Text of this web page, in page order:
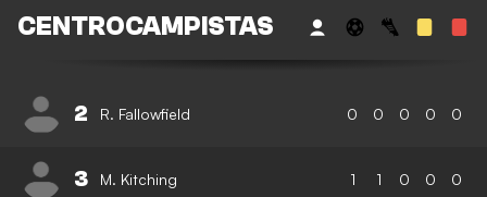
CENTROCAMPISTAS
2 R. Fallowfield 0 0 0 0 0
3 M. Kitching 1 1 0 0 0